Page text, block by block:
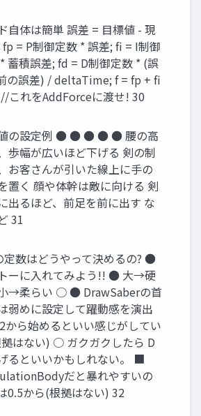
自体は簡単 誤差 = 目標値 - 現
= P制御定数 * 誤差; ﬁ = I制御
蓄積誤差; fd = D制御定数 * (誤
の誤差) / deltaTime; f = fp + ﬁ
これをAddForceに渡せ! 30
の設定例 ● ● ● ● ● 腰の高
歩幅が広いほど下げる 剣の制
お客さんが引いた線上に手の
置く 顔や体幹は敵に向ける 剣
出るほど、前足を前に出す な
31
定数はどうやって決めるの? ●
ーに入れてみよう!! ● 大→硬
→柔らい ○ ● DrawSaberの首
弱めに設定して躍動感を演出
から始めるといい感じがしてい
はない) ○ ガクガクしたら D
るといいかもしれない。 ■
だと暴れやすいの
0.5から(根拠はない) 32